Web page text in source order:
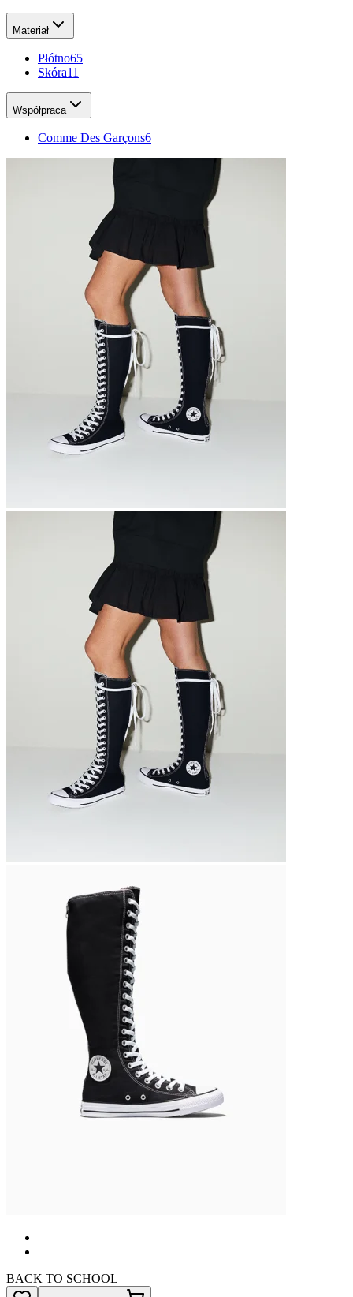
Materiał
Płótno65
Skóra11
Współpraca
Comme Des Garçons6
BACK TO SCHOOL